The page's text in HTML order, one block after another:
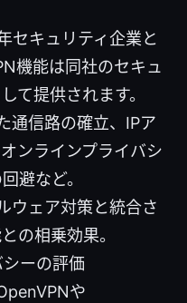
セキュリティ企業と
機能は同社のセキュ
て提供されます。
通信路の確立、IPア
ンラインプライバシ
避など。
ウェア対策と統合さ
の相乗効果。
ーの評価
や